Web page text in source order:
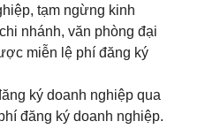
tạm ngừng kinh
nhánh, văn phòng đại
miễn lệ phí đăng ký
ký doanh nghiệp qua
đăng ký doanh nghiệp.